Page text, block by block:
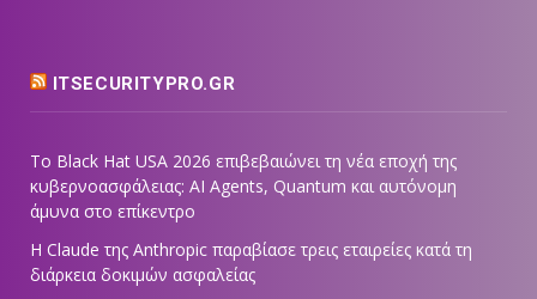
ITSECURITYPRO.GR
Το Black Hat USA 2026 επιβεβαιώνει τη νέα εποχή της
κυβερνοασφάλειας: AI Agents, Quantum και αυτόνομη
άμυνα στο επίκεντρο
Η Claude της Anthropic παραβίασε τρεις εταιρείες κατά τη
διάρκεια δοκιμών ασφαλείας